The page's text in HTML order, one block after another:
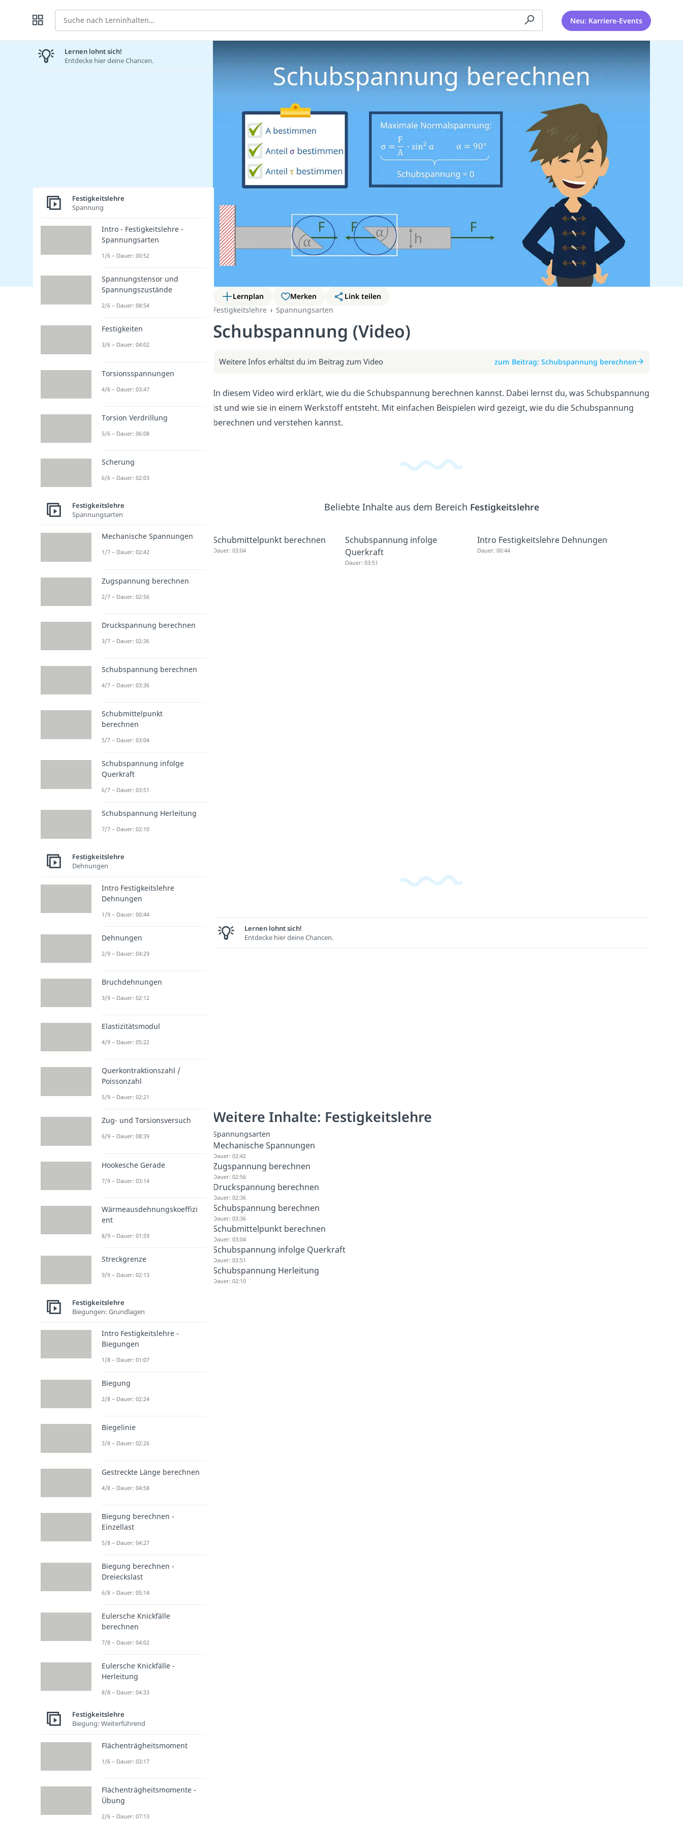
Suche Neu: Karriere-Events
Lernplan Merken
Link teilen
Festigkeitslehre
Spannungsarten
Schubspannung (Video)
Weitere Infos erhältst du im Beitrag zum Video zum Beitrag: Schubspannung berechnen
In diesem Video wird erklärt, wie du die Schubspannung berechnen kannst. Dabei lernst du, was Schubspannung
ist und wie sie in einem Werkstoff entsteht. Mit einfachen Beispielen wird gezeigt, wie du die Schubspannung
berechnen und verstehen kannst.
Beliebte Inhalte aus dem Bereich Festigkeitslehre
Schubmittelpunkt berechnen
Dauer: 03:04
Schubspannung infolge
Querkraft
Dauer: 03:51
Intro Festigkeitslehre Dehnungen
Dauer: 00:44
Lernen lohnt sich!
Entdecke hier deine Chancen.
Weitere Inhalte: Festigkeitslehre
Spannungsarten
Mechanische Spannungen
Dauer: 02:42
Zugspannung berechnen
Dauer: 02:56
Druckspannung berechnen
Dauer: 02:36
Schubspannung berechnen
Dauer: 03:36
Schubmittelpunkt berechnen
Dauer: 03:04
Schubspannung infolge Querkraft
Dauer: 03:51
Schubspannung Herleitung
Dauer: 02:10
Lernen lohnt sich!
Entdecke hier deine Chancen.
Festigkeitslehre
Spannung
Intro - Festigkeitslehre -
Spannungsarten
1/6 – Dauer: 00:52
Spannungstensor und
Spannungszustände
2/6 – Dauer: 08:54
Festigkeiten
3/6 – Dauer: 04:02
Torsionsspannungen
4/6 – Dauer: 03:47
Torsion Verdrillung
5/6 – Dauer: 06:08
Scherung
6/6 – Dauer: 02:03
Festigkeitslehre
Spannungsarten
Mechanische Spannungen
1/7 – Dauer: 02:42
Zugspannung berechnen
2/7 – Dauer: 02:56
Druckspannung berechnen
3/7 – Dauer: 02:36
Schubspannung berechnen
4/7 – Dauer: 03:36
Schubmittelpunkt
berechnen
5/7 – Dauer: 03:04
Schubspannung infolge
Querkraft
6/7 – Dauer: 03:51
Schubspannung Herleitung
7/7 – Dauer: 02:10
Festigkeitslehre
Dehnungen
Intro Festigkeitslehre
Dehnungen
1/9 – Dauer: 00:44
Dehnungen
2/9 – Dauer: 04:29
Bruchdehnungen
3/9 – Dauer: 02:12
Elastizitätsmodul
4/9 – Dauer: 05:22
Querkontraktionszahl /
Poissonzahl
5/9 – Dauer: 02:21
Zug- und Torsionsversuch
6/9 – Dauer: 08:39
Hookesche Gerade
7/9 – Dauer: 03:14
Wärmeausdehnungskoeffizi
ent
8/9 – Dauer: 01:59
Streckgrenze
9/9 – Dauer: 02:13
Festigkeitslehre
Biegungen: Grundlagen
Intro Festigkeitslehre -
Biegungen
1/8 – Dauer: 01:07
Biegung
2/8 – Dauer: 02:24
Biegelinie
3/8 – Dauer: 02:26
Gestreckte Länge berechnen
4/8 – Dauer: 04:58
Biegung berechnen -
Einzellast
5/8 – Dauer: 04:27
Biegung berechnen -
Dreieckslast
6/8 – Dauer: 05:14
Eulersche Knickfälle
berechnen
7/8 – Dauer: 04:02
Eulersche Knickfälle -
Herleitung
8/8 – Dauer: 04:33
Festigkeitslehre
Biegung: Weiterführend
Flächenträgheitsmoment
1/6 – Dauer: 03:17
Flächenträgheitsmomente -
Übung
2/6 – Dauer: 07:13